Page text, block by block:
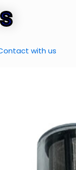
with us